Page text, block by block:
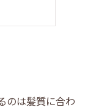
のは髪質に合わ